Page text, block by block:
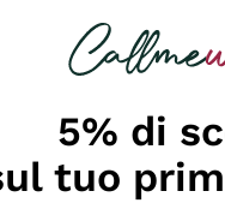
5% di
tuo